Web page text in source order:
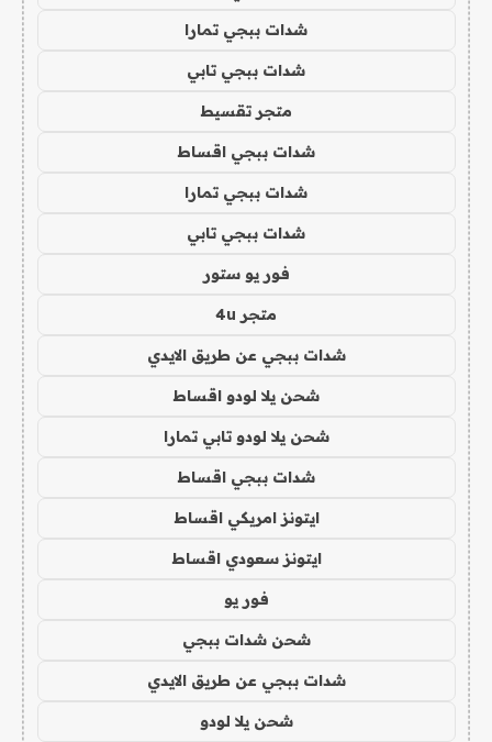
شدات ببجي تمارا
شدات ببجي تابي
متجر تقسيط
شدات ببجي اقساط
شدات ببجي تمارا
شدات ببجي تابي
فور يو ستور
متجر 4u
شدات ببجي عن طريق الايدي
شحن يلا لودو اقساط
شحن يلا لودو تابي تمارا
شدات ببجي اقساط
ايتونز امريكي اقساط
ايتونز سعودي اقساط
فور يو
شحن شدات ببجي
شدات ببجي عن طريق الايدي
شحن يلا لودو